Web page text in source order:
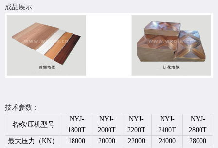
成品展示
技术参数：
名称/压机型号
NYJ-
1800T
NYJ-
2000T
NYJ-
2200T
NYJ-
2400T
NYJ-
2800T
最大压力（KN）
18000 20000 22000 24000
28000